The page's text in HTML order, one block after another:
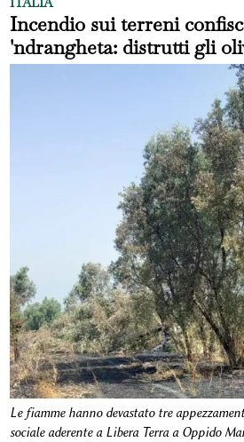
Incendio sui terreni
'ndrangheta: distrutti gli
Le fiamme hanno devastato tre
sociale aderente a Libera Terra a Oppido